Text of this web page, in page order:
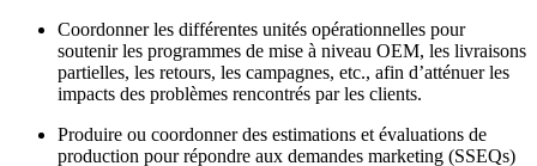
Coordonner les différentes unités opérationnelles pour
soutenir les programmes de mise à niveau OEM, les livraisons
partielles, les retours, les campagnes, etc., afin d’atténuer les
impacts des problèmes rencontrés par les clients.
Produire ou coordonner des estimations et évaluations de
production pour répondre aux demandes marketing (SSEQs)